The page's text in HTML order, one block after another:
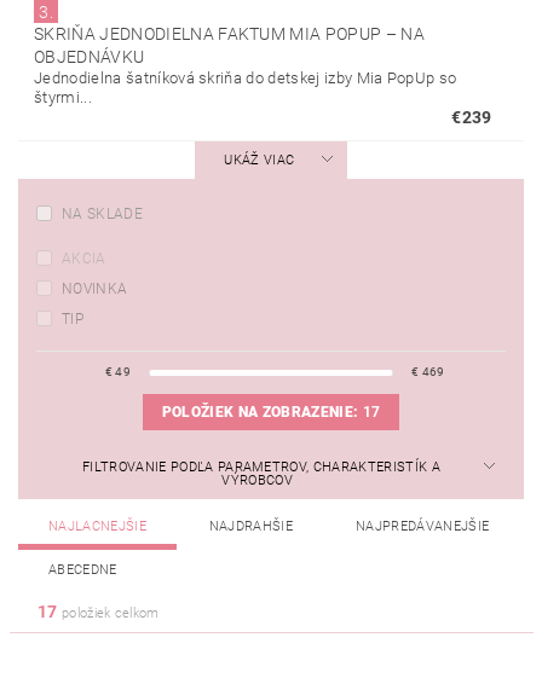
3.
SKRIŇA JEDNODIELNA FAKTUM MIA POPUP – NA
OBJEDNÁVKU
Jednodielna šatníková skriňa do detskej izby Mia PopUp so
štyrmi...
€239
UKÁŽ VIAC
NA SKLADE
AKCIA
NOVINKA
TIP
€49 € 469
POLOŽIEK NA ZOBRAZENIE: 17
FILTROVANIE PODĽA PARAMETROV, CHARAKTERISTÍK A
VÝROBCOV
NAJLACNEJŠIE NAJDRAHŠIE NAJPREDÁVANEJŠIE
ABECEDNE
17 položiek celkom